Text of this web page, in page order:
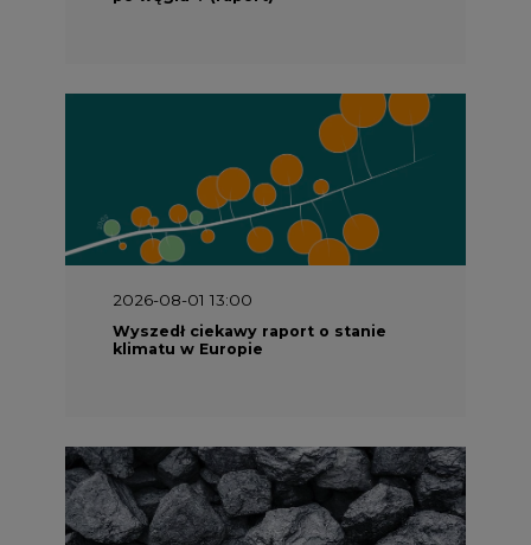
2026-08-01 13:00
Wyszedł ciekawy raport o stanie
klimatu w Europie